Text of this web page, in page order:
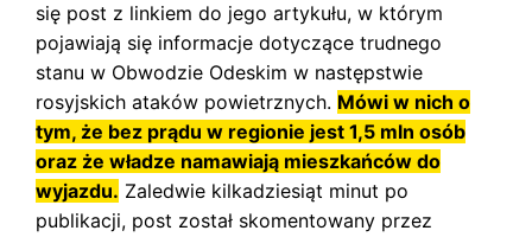
się post z linkiem do jego artykułu, w którym
pojawiają się informacje dotyczące trudnego
stanu w Obwodzie Odeskim w następstwie
rosyjskich ataków powietrznych. Mówi w nich o
tym, że bez prądu w regionie jest 1,5 mln osób
oraz że władze namawiają mieszkańców do
wyjazdu. Zaledwie kilkadziesiąt minut po
publikacji, post został skomentowany przez